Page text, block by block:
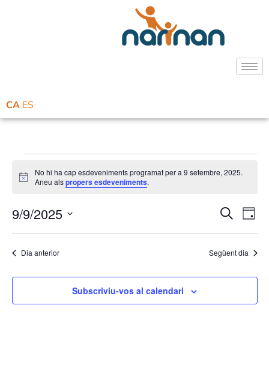
CA ES
Avís
No hi ha cap esdeveniments programat per a 9 setembre, 2025.
Aneu alspropers esdeveniments.
visual
i
cerca
Cerca
de
Dia
9/9/2025
una
Dia anterior Següent dia
Subscriviu-vos al calendari